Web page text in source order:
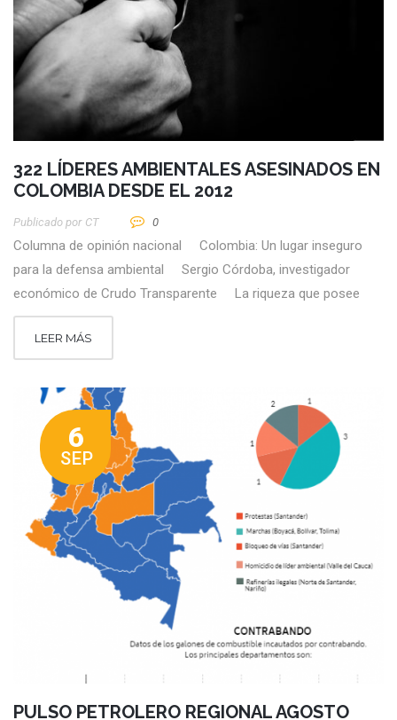
322 LÍDERES AMBIENTALES ASESINADOS EN
COLOMBIA DESDE EL 2012
Publicado por CT 0
Columna de opinión nacional Colombia: Un lugar inseguro
para la defensa ambiental Sergio Córdoba, investigador
económico de Crudo Transparente La riqueza que posee
LEER MÁS
6
SEP
PULSO PETROLERO REGIONAL AGOSTO